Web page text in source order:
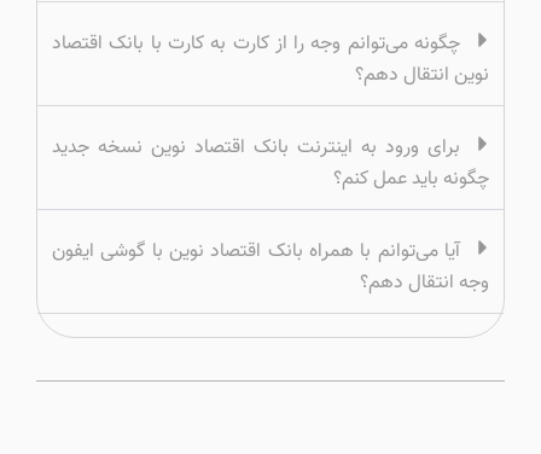
چگونه می‌توانم وجه را از کارت به کارت با بانک اقتصاد
نوین انتقال دهم؟
برای ورود به اینترنت بانک اقتصاد نوین نسخه جدید
چگونه باید عمل کنم؟
آیا می‌توانم با همراه بانک اقتصاد نوین با گوشی ایفون
وجه انتقال دهم؟